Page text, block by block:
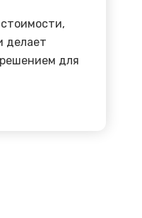
делает
для